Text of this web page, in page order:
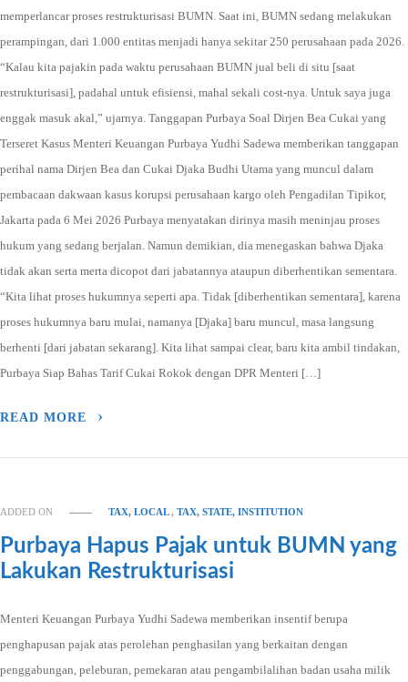
memperlancar proses restrukturisasi BUMN. Saat ini, BUMN sedang melakukan
perampingan, dari 1.000 entitas menjadi hanya sekitar 250 perusahaan pada 2026.
“Kalau kita pajakin pada waktu perusahaan BUMN jual beli di situ [saat
restrukturisasi], padahal untuk efisiensi, mahal sekali cost-nya. Untuk saya juga
enggak masuk akal,” ujarnya. Tanggapan Purbaya Soal Dirjen Bea Cukai yang
Terseret Kasus Menteri Keuangan Purbaya Yudhi Sadewa memberikan tanggapan
perihal nama Dirjen Bea dan Cukai Djaka Budhi Utama yang muncul dalam
pembacaan dakwaan kasus korupsi perusahaan kargo oleh Pengadilan Tipikor,
Jakarta pada 6 Mei 2026 Purbaya menyatakan dirinya masih meninjau proses
hukum yang sedang berjalan. Namun demikian, dia menegaskan bahwa Djaka
tidak akan serta merta dicopot dari jabatannya ataupun diberhentikan sementara.
“Kita lihat proses hukumnya seperti apa. Tidak [diberhentikan sementara], karena
proses hukumnya baru mulai, namanya [Djaka] baru muncul, masa langsung
berhenti [dari jabatan sekarang]. Kita lihat sampai clear, baru kita ambil tindakan,
Purbaya Siap Bahas Tarif Cukai Rokok dengan DPR Menteri […]
READ MORE
ADDED ON TAX, LOCAL,TAX, STATE, INSTITUTION
Purbaya Hapus Pajak untuk BUMN yang
Lakukan Restrukturisasi
Menteri Keuangan Purbaya Yudhi Sadewa memberikan insentif berupa
penghapusan pajak atas perolehan penghasilan yang berkaitan dengan
penggabungan, peleburan, pemekaran atau pengambilalihan badan usaha milik